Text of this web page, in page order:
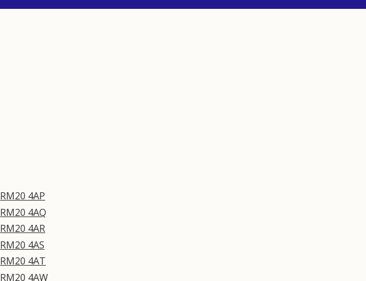
RM20 4AP
RM20 4AQ
RM20 4AR
RM20 4AS
RM20 4AT
RM20 4AW